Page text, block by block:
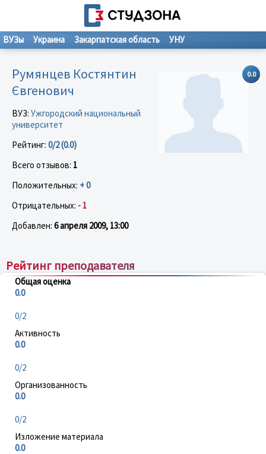
ВУЗы Украина Закарпатская область УНУ
0.0
Румянцев Костянтин
Євгенович
ВУЗ: Ужгородский национальный
университет
Рейтинг: 0/2 (0.0)
Всего отзывов: 1
Положительных: + 0
Отрицательных: - 1
Добавлен: 6 апреля 2009, 13:00
Рейтинг преподавателя
Общая оценка
0.0
0/2
Активность
0.0
0/2
Организованность
0.0
0/2
Изложение материала
0.0